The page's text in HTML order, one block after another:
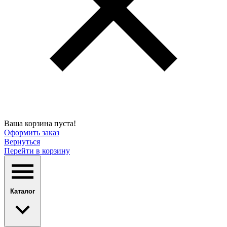
Ваша корзина пуста!
Оформить заказ
Вернуться
Перейти в корзину
Каталог